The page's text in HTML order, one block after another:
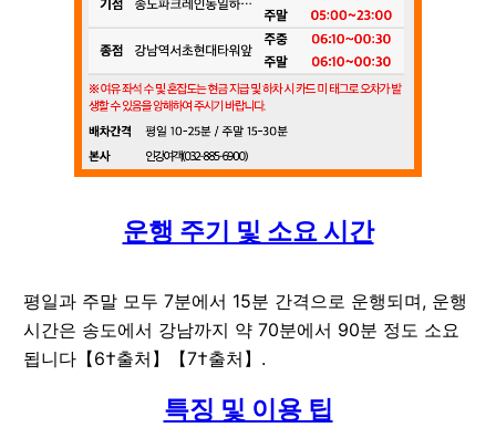
운행 주기 및 소요 시간
평일과 주말 모두 7분에서 15분 간격으로 운행되며, 운행
시간은 송도에서 강남까지 약 70분에서 90분 정도 소요
됩니다【6†출처】【7†출처】.
특징 및 이용 팁